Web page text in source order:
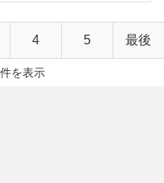
4 5 最後
を表示